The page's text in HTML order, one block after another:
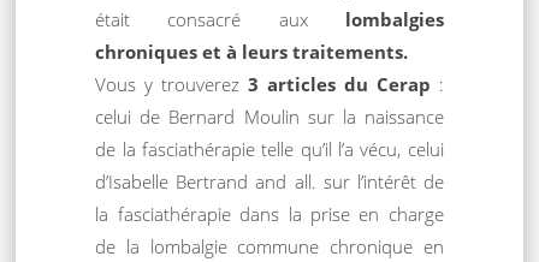
était consacré aux lombalgies
chroniques et à leurs traitements.
Vous y trouverez3 articles du Cerap :
celui de Bernard Moulin sur la naissance
de la fasciathérapie telle qu’il l’a vécu, celui
d’Isabelle Bertrand and all. sur l’intérêt de
la fasciathérapie dans la prise en charge
de la lombalgie commune chronique en